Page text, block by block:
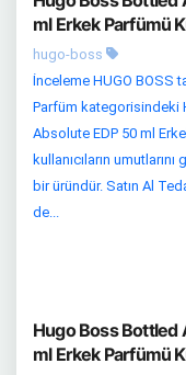
ml Erkek Parfümü
hugo-boss
İnceleme HUGO BOSS
Parfüm kategorisindeki
Absolute EDP 50 ml
kullanıcıların
bir üründür. Satın Al
de...
Hugo Boss Bottled
ml Erkek Parfümü